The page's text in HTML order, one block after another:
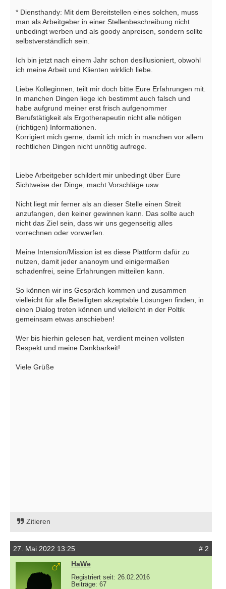
* Diensthandy: Mit dem Bereitstellen eines solchen, muss
man als Arbeitgeber in einer Stellenbeschreibung nicht
unbedingt werben und als goody anpreisen, sondern sollte
selbstverständlich sein.
Ich bin jetzt nach einem Jahr schon desillusioniert, obwohl
ich meine Arbeit und Klienten wirklich liebe.
Liebe Kolleginnen, teilt mir doch bitte Eure Erfahrungen mit.
In manchen Dingen liege ich bestimmt auch falsch und
habe aufgrund meiner erst frisch aufgenommer
Berufstätigkeit als Ergotherapeutin nicht alle nötigen
(richtigen) Informationen.
Korrigiert mich gerne, damit ich mich in manchen vor allem
rechtlichen Dingen nicht unnötig aufrege.
Liebe Arbeitgeber schildert mir unbedingt über Eure
Sichtweise der Dinge, macht Vorschläge usw.
Nicht liegt mir ferner als an dieser Stelle einen Streit
anzufangen, den keiner gewinnen kann. Das sollte auch
nicht das Ziel sein, dass wir uns gegenseitig alles
vorrechnen oder vorwerfen.
Meine Intension/Mission ist es diese Plattform dafür zu
nutzen, damit jeder ananoym und einigermaßen
schadenfrei, seine Erfahrungen mitteilen kann.
So können wir ins Gespräch kommen und zusammen
vielleicht für alle Beteiligten akzeptable Lösungen finden, in
einen Dialog treten können und vielleicht in der Poltik
gemeinsam etwas anschieben!
Wer bis hierhin gelesen hat, verdient meinen vollsten
Respekt und meine Dankbarkeit!
Viele Grüße
Zitieren
27. Mai 2022 13:25
# 2
HaWe
Registriert seit: 26.02.2016
Beiträge: 67